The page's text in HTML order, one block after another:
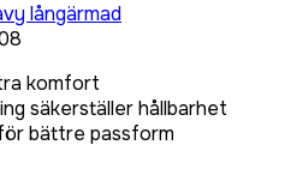
långärmad
komfort
säkerställer hållbarhet
bättre passform